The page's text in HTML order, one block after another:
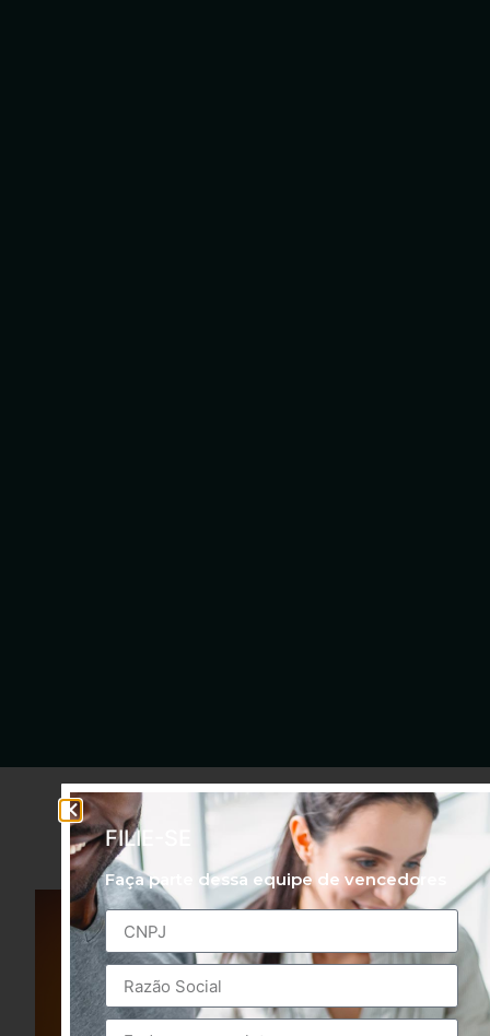
FILIE-SE
Faça parte dessa equipe de vencedores